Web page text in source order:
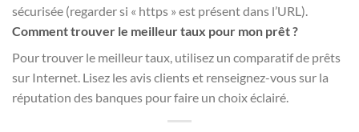
sécurisée (regarder si « https » est présent dans l’URL).
Comment trouver le meilleur taux pour mon prêt ?
Pour trouver le meilleur taux, utilisez un comparatif de prêts
sur Internet. Lisez les avis clients et renseignez-vous sur la
réputation des banques pour faire un choix éclairé.